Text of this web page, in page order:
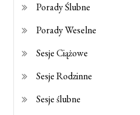
Porady Ślubne
Porady Weselne
Sesje Ciążowe
Sesje Rodzinne
Sesje ślubne